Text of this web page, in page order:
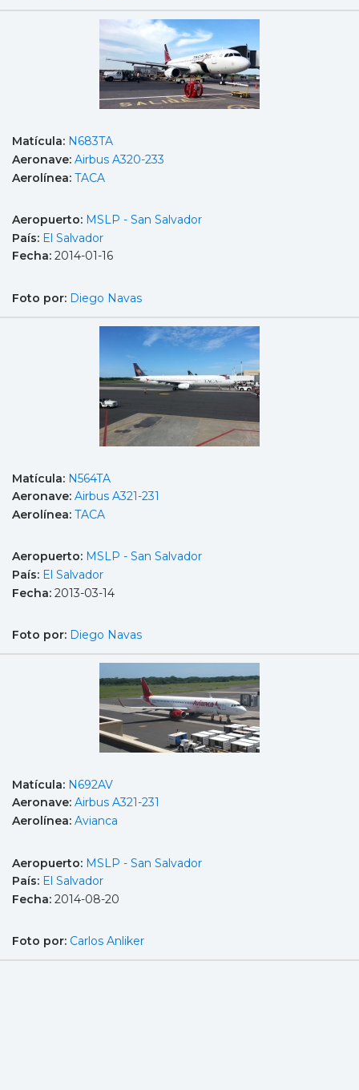
Matícula: N683TA
Aeronave: Airbus A320-233
Aerolínea: TACA
Aeropuerto: MSLP - San Salvador
País: El Salvador
Fecha: 2014-01-16
Foto por: Diego Navas
Matícula: N564TA
Aeronave: Airbus A321-231
Aerolínea: TACA
Aeropuerto: MSLP - San Salvador
País: El Salvador
Fecha: 2013-03-14
Foto por: Diego Navas
Matícula: N692AV
Aeronave: Airbus A321-231
Aerolínea: Avianca
Aeropuerto: MSLP - San Salvador
País: El Salvador
Fecha: 2014-08-20
Foto por: Carlos Anliker